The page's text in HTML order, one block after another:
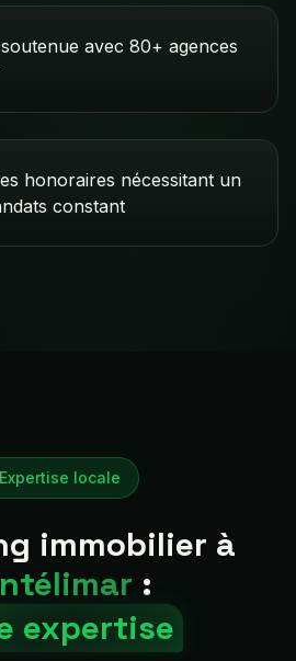
avec 80+ agences
honoraires nécessitant un
constant
Expertise locale
immobilier à
:
expertise